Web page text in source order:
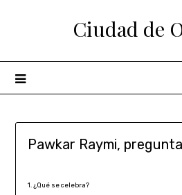
Ciudad de
Pawkar Raymi,
1. ¿Qué se celebra?